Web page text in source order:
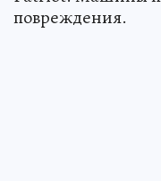
повреждения.